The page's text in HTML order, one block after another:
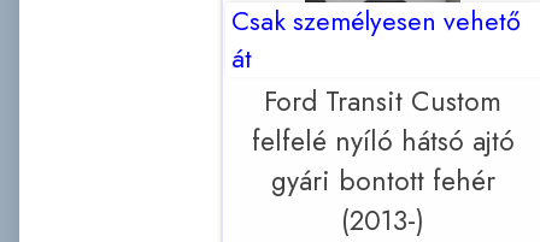
Csak személyesen vehető
át
Ford Transit Custom
felfelé nyíló hátsó ajtó
gyári bontott fehér
(2013-)